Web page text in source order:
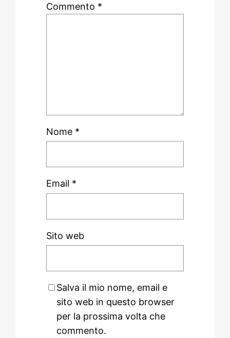
Commento *
Nome *
Email *
Sito web
Salva il mio nome, email e
sito web in questo browser
per la prossima volta che
commento.